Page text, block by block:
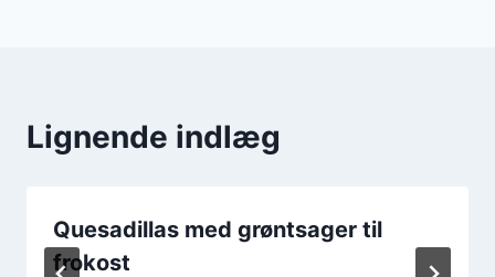
Lignende indlæg
Quesadillas med grøntsager til
frokost